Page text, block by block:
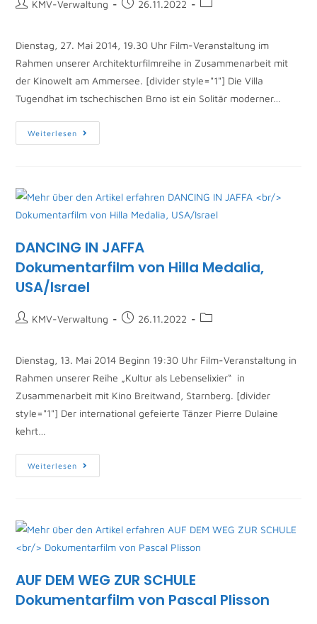
KMV-Verwaltung 26.11.2022
Dienstag, 27. Mai 2014, 19.30 Uhr Film-Veranstaltung im
Rahmen unserer Architekturfilmreihe in Zusammenarbeit mit
der Kinowelt am Ammersee. [divider style="1"] Die Villa
Tugendhat im tschechischen Brno ist ein Solitär moderner…
Weiterlesen
DANCING IN JAFFA
Dokumentarfilm von Hilla Medalia,
USA/Israel
KMV-Verwaltung 26.11.2022
Dienstag, 13. Mai 2014 Beginn 19:30 Uhr Film-Veranstaltung in
Rahmen unserer Reihe „Kultur als Lebenselixier“ in
Zusammenarbeit mit Kino Breitwand, Starnberg. [divider
style="1"] Der international gefeierte Tänzer Pierre Dulaine
kehrt…
Weiterlesen
AUF DEM WEG ZUR SCHULE
Dokumentarfilm von Pascal Plisson